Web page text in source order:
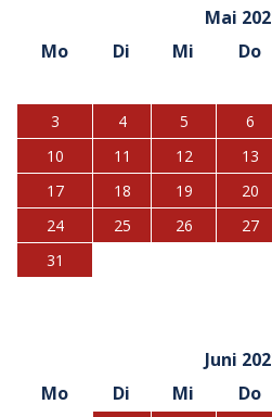
Mai
Mo
Di Mi Do
3
4 5 6
10
11 12 13
17
18 19 20
24
25 26 27
31
Juni
Mo
Di Mi Do